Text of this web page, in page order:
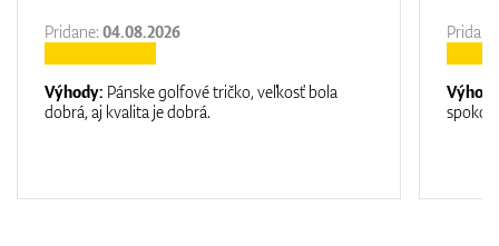
Pridane: 04.08.2026
Výhody: Pánske golfové tričko, veľkosť bola
dobrá, aj kvalita je dobrá.